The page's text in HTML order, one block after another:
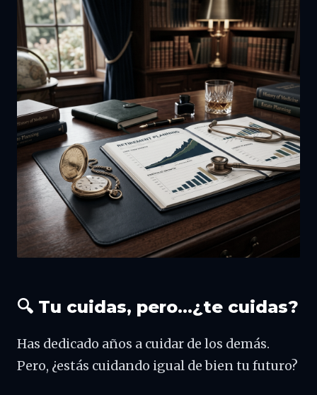
🔍 Tu cuidas, pero…¿te cuidas?
Has dedicado años a cuidar de los demás.
Pero, ¿estás cuidando igual de bien tu futuro?